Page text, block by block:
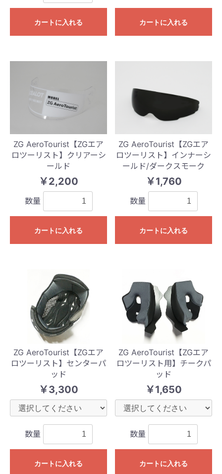
カートに入れる カートに入れる
ZG AeroTourist【ZGエア
ロツーリスト】クリアーシ
ールド
￥2,200
数量
カートに入れる
ZG AeroTourist【ZGエア
ロツーリスト】インナーシ
ールド/ダークスモーク
￥1,760
数量
カートに入れる
ZG AeroTourist【ZGエア
ロツーリスト】センターパ
ッド
￥3,300
数量
カートに入れる
ZG AeroTourist【ZGエア
ロツーリスト用】チークパ
ッド
￥1,650
数量
カートに入れる